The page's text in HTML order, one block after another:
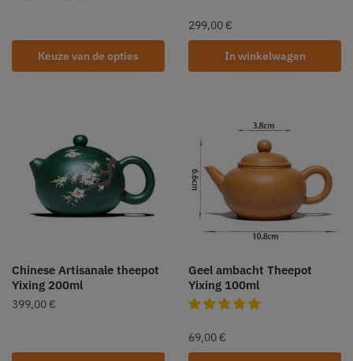
Keuze van de opties
299,00 €
In winkelwagen
Chinese Artisanale theepot
Yixing 200ml
399,00 €
Geel ambacht Theepot
Yixing 100ml
69,00 €